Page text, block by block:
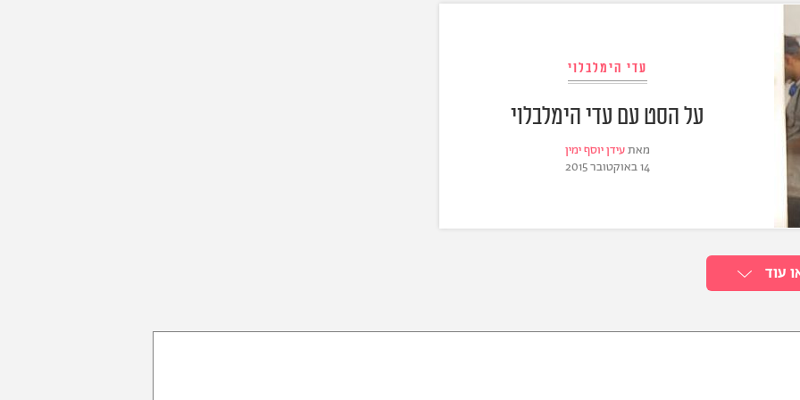
עדי הימלבלוי
על הסט עם עדי הימלבלוי
מאתעידן יוסף ימין
14 באוקטובר 2015
עוד